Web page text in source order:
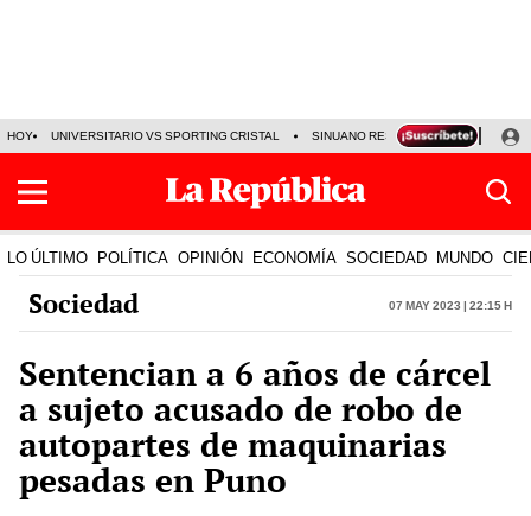
HOY UNIVERSITARIO VS SPORTING CRISTAL SINUANO RESULTADOS HOY
LO ÚLTIMO POLÍTICA OPINIÓN ECONOMÍA SOCIEDAD MUNDO
Sociedad 07 May 2023 | 22:15 h
Sentencian a 6 años de cárcel
a sujeto acusado de robo de
autopartes de maquinarias
pesadas en Puno